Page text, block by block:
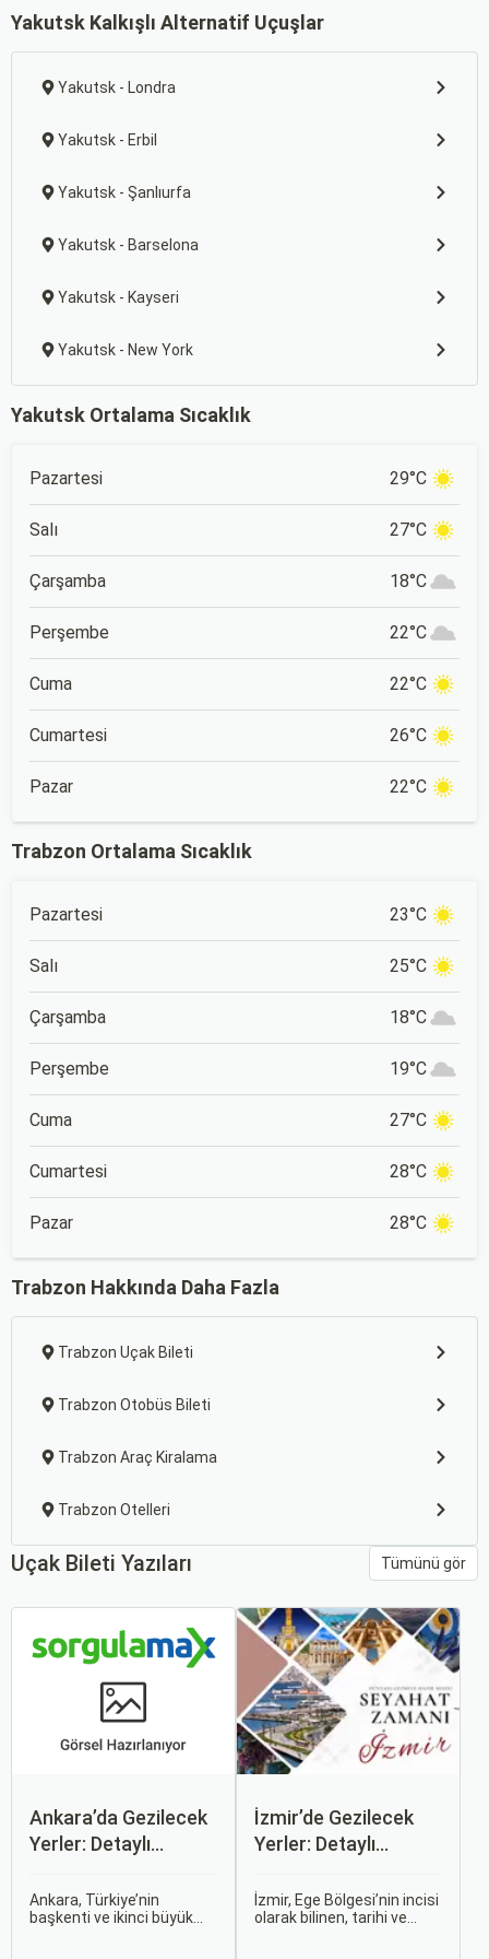
Yakutsk Kalkışlı Alternatif Uçuşlar
Yakutsk - Londra
Yakutsk - Erbil
Yakutsk - Şanlıurfa
Yakutsk - Barselona
Yakutsk - Kayseri
Yakutsk - New York
Yakutsk Ortalama Sıcaklık
Pazartesi 29°C
Salı 27°C
Çarşamba 18°C
Perşembe 22°C
Cuma 22°C
Cumartesi 26°C
Pazar 22°C
Trabzon Ortalama Sıcaklık
Pazartesi 23°C
Salı 25°C
Çarşamba 18°C
Perşembe 19°C
Cuma 27°C
Cumartesi 28°C
Pazar 28°C
Trabzon Hakkında Daha Fazla
Trabzon Uçak Bileti
Trabzon Otobüs Bileti
Trabzon Araç Kiralama
Trabzon Otelleri
Uçak Bileti Yazıları Tümünü gör
Ankara’da Gezilecek
Yerler: Detaylı
Ankara, Türkiye’nin
başkenti ve ikinci büyük
İzmir’de Gezilecek
Yerler: Detaylı
İzmir, Ege Bölgesi’nin incisi
olarak bilinen, tarihi ve